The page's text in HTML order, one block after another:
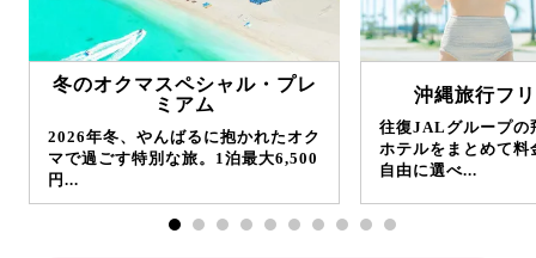
冬のオクマスペシャル・プレ
ミアム
2026年冬、やんばるに抱かれたオク
マで過ごす特別な旅。1泊最大6,500
円...
沖縄旅行フ
往復JALグループの
ホテルをまとめて料
自由に選べ...